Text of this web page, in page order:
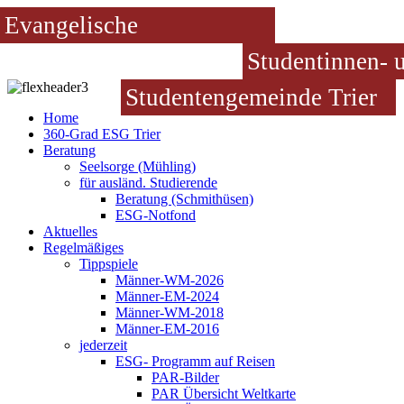
Evangelische
Studentinnen-
Studentengemeinde Trier
Home
360-Grad ESG Trier
Beratung
Seelsorge (Mühling)
für ausländ. Studierende
Beratung (Schmithüsen)
ESG-Notfond
Aktuelles
Regelmäßiges
Tippspiele
Männer-WM-2026
Männer-EM-2024
Männer-WM-2018
Männer-EM-2016
jederzeit
ESG- Programm auf Reisen
PAR-Bilder
PAR Übersicht Weltkarte